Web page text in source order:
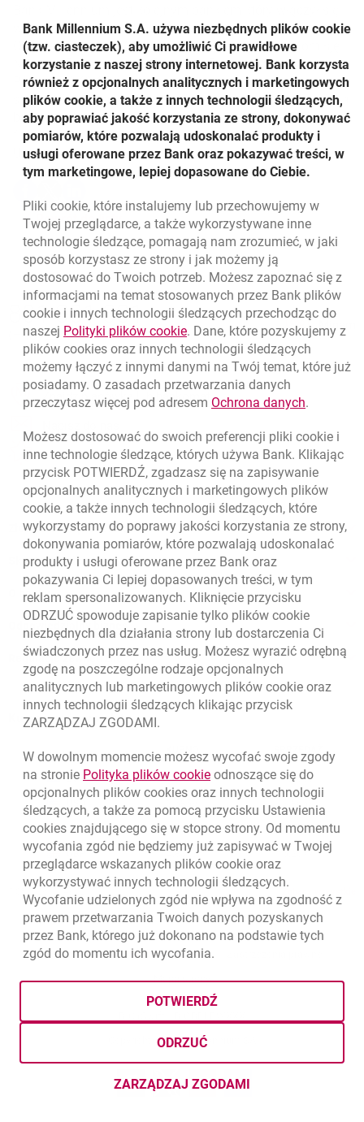
w proces naprawczy Spółdzielczych Kas
Oszczędnościowo-Kredytowych wspierany przez Komisję
Nadzoru Finansowego i Bankowy Fundusz Gwarancyjny.
Przejęcie SKOK Piast wpisuje się w działania na rzecz
stabilności krajowego systemu finansowego i zapewnienia
bezpieczeństwa wszystkim klientom instytucji
finansowych w Polsce.
Udostępnij
otwiera się w nowej karcie
otwiera się w nowej karcie
otwiera się w nowej karcie
Powrót do listy
Nawigacja dolna
Zadzwoń do nas
801 331 331
(+48) 22 598 40 40
Migam
Znajdź placówkę lub bankomat otwiera się w nowej karcie
Oceń nas otwiera się w nowej karcie
Złóż wniosek przez internet
Skontaktuj się ze Specjalistą
O banku
Kursy wymiany walut
Kursy wymiany walut. Data aktualizacji: 5.08.2026, 12:49:02
WALUTA KUPNO SPRZEDAŻ
EUR 4.1406 4.4633
USD 3.8653
CHF 4.4317 4.777
GBP 4.8313 5.2077
5.08.2026, 12:49:02
Odpowiedzialny biznes
Regulacje zewnętrzne
Ochrona danychotwiera się w nowej karcie
Ustawieniacookies
Mapa strony
© Bank Millennium SA
Bank Millennium S.A. używa niezbędnych plików cookie
(tzw. ciasteczek), aby umożliwić Ci prawidłowe
korzystanie z naszej strony internetowej. Bank korzysta
również z opcjonalnych analitycznych i marketingowych
plików cookie, a także z innych technologii śledzących,
aby poprawiać jakość korzystania ze strony, dokonywać
pomiarów, które pozwalają udoskonalać produkty i
usługi oferowane przez Bank oraz pokazywać treści, w
tym marketingowe, lepiej dopasowane do Ciebie.
Pliki cookie, które instalujemy lub przechowujemy w
Twojej przeglądarce, a także wykorzystywane inne
technologie śledzące, pomagają nam zrozumieć, w jaki
sposób korzystasz ze strony i jak możemy ją
dostosować do Twoich potrzeb. Możesz zapoznać się z
informacjami na temat stosowanych przez Bank plików
cookie i innych technologii śledzących przechodząc do
naszej Polityki plików cookielink otwiera się w nowym oknie
. Dane, które pozyskujemy z
plików cookies oraz innych technologii śledzących
możemy łączyć z innymi danymi na Twój temat, które już
posiadamy. O zasadach przetwarzania danych
przeczytasz więcej pod adresem Ochrona danychlink
.
Możesz dostosować do swoich preferencji pliki cookie i
inne technologie śledzące, których używa Bank. Klikając
przycisk POTWIERDŹ, zgadzasz się na zapisywanie
opcjonalnych analitycznych i marketingowych plików
cookie, a także innych technologii śledzących, które
wykorzystamy do poprawy jakości korzystania ze strony,
dokonywania pomiarów, które pozwalają udoskonalać
produkty i usługi oferowane przez Bank oraz
pokazywania Ci lepiej dopasowanych treści, w tym
reklam spersonalizowanych. Kliknięcie przycisku
ODRZUĆ spowoduje zapisanie tylko plików cookie
niezbędnych dla działania strony lub dostarczenia Ci
świadczonych przez nas usług. Możesz wyrazić odrębną
zgodę na poszczególne rodzaje opcjonalnych
analitycznych lub marketingowych plików cookie oraz
innych technologii śledzących klikając przycisk
ZARZĄDZAJ ZGODAMI.
W dowolnym momencie możesz wycofać swoje zgody
na stronie Polityka plików cookielink otwiera się w nowym
odnoszące się do
opcjonalnych plików cookies oraz innych technologii
śledzących, a także za pomocą przycisku Ustawienia
cookies znajdującego się w stopce strony. Od momentu
wycofania zgód nie będziemy już zapisywać w Twojej
przeglądarce wskazanych plików cookie oraz
wykorzystywać innych technologii śledzących.
Wycofanie udzielonych zgód nie wpływa na zgodność z
prawem przetwarzania Twoich danych pozyskanych
przez Bank, którego już dokonano na podstawie tych
zgód do momentu ich wycofania.
ZARZĄDZAJ ZGODAMI
DOTYCZĄCYMI PLIKÓW
ODRZUĆ
POTWIERDŹ